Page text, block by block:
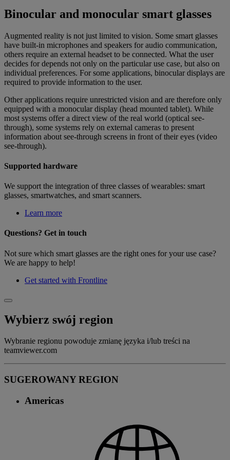
Binocular and monocular smart glasses
Augmented reality is not just limited to vision. Some smart glasses
have built-in microphones and speakers for audio communication,
others require an external headset to be connected. What the user
decides for depends not only on the particular use case, but also on
individual preferences. For some applications, binocular displays are
required to provide information to the user.
Other applications require unrestricted vision and are therefore only
equipped with a monocular display (head mounted tablet). While
most systems offer a direct view of the real world (optical see-
through), some systems rely on external cameras to present
information about see-through screens in front of their eyes (video
see-through).
Supported hardware
We support the integration of three classes of wearables: smart
glasses, smartwatches, and smart scanners.
Learn more
Questions? Get in touch
Not sure which smart glasses are the right ones for your use case?
We are happy to help!
Get started with Frontline
Wybierz swój region
Wybranie regionu powoduje zmianę języka i/lub treści na
teamviewer.com
SUGEROWANY REGION
Americas